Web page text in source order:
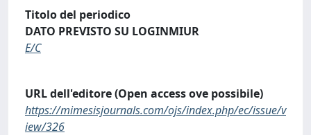
Titolo del periodico
DATO PREVISTO SU LOGINMIUR
E/C
URL dell'editore (Open access ove possibile)
https://mimesisjournals.com/ojs/index.php/ec/issue/v
iew/326